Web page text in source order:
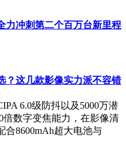
力冲刺第二个百万台新里程
？这几款影像实力派不容错
6.0级防抖以及5000万潜
倍数字变焦能力，在影像清
合8600mAh超大电池与